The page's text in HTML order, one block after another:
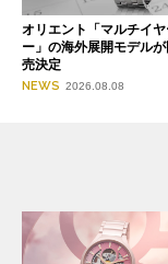
オリエント「マルチイ
ー」の海外展開モデル
売決定
NEWS 2026.08.08